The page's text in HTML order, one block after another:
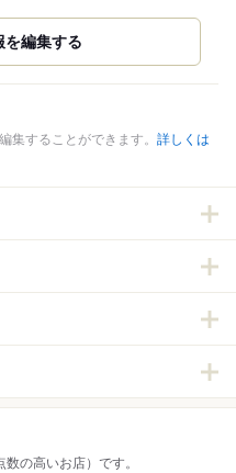
集することができます。 詳しくは
の高いお店）です。